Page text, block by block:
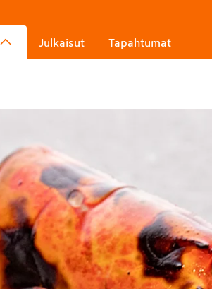
Julkaisut Tapahtumat